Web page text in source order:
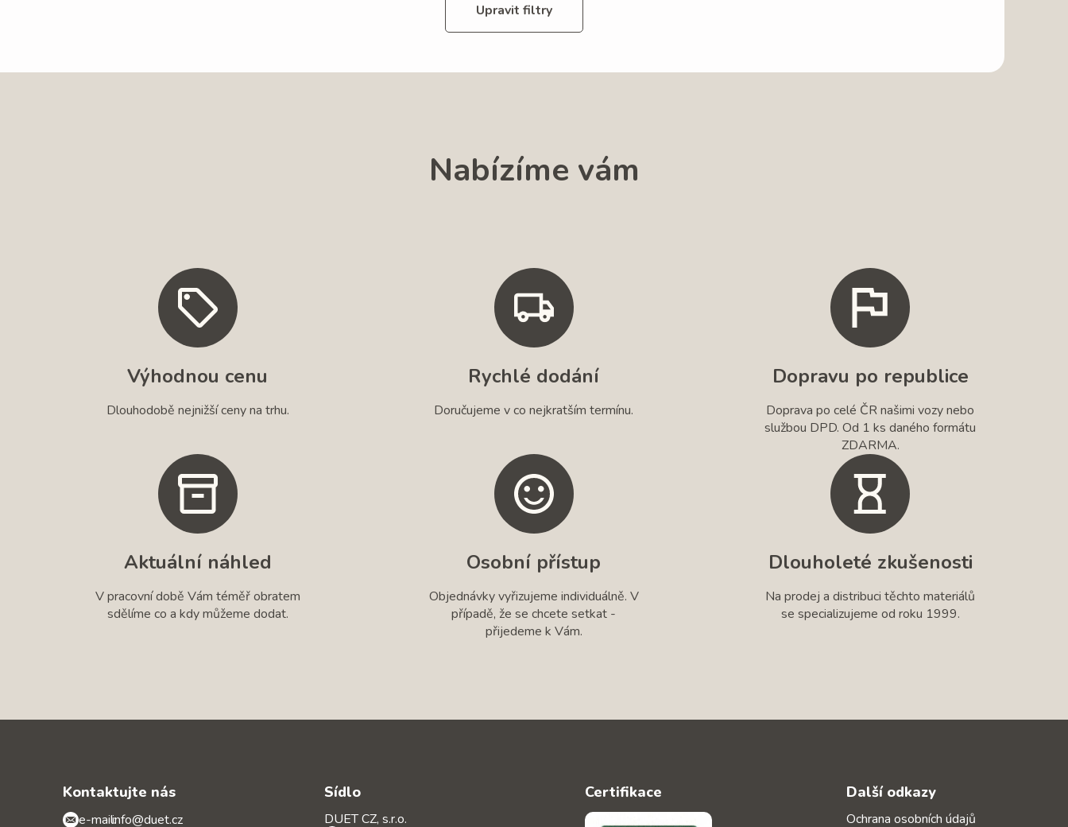
Upravit filtry
Nabízíme vám
Výhodnou cenu
Dlouhodobě nejnižší ceny na trhu.
Rychlé dodání
Doručujeme v co nejkratším termínu.
Dopravu po republice
Doprava po celé ČR našimi vozy nebo
službou DPD. Od 1 ks daného formátu
ZDARMA.
Aktuální náhled
V pracovní době Vám téměř obratem
sdělíme co a kdy můžeme dodat.
Osobní přístup
Objednávky vyřizujeme individuálně. V
případě, že se chcete setkat -
přijedeme k Vám.
Dlouholeté zkušenosti
Na prodej a distribuci těchto materiálů
se specializujeme od roku 1999.
Kontaktujte nás
e-mail:info@duet.cz
Sídlo
DUET CZ, s.r.o.
Certifikace Další odkazy
Ochrana osobních údajů